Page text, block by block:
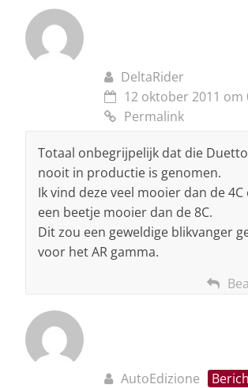
DeltaRider
12 oktober 2011 om
Permalink
Totaal onbegrijpelijk dat die
nooit in productie is genomen.
Ik vind deze veel mooier dan de 4C
een beetje mooier dan de 8C.
Dit zou een geweldige blikvanger
voor het AR gamma.
AutoEdizione